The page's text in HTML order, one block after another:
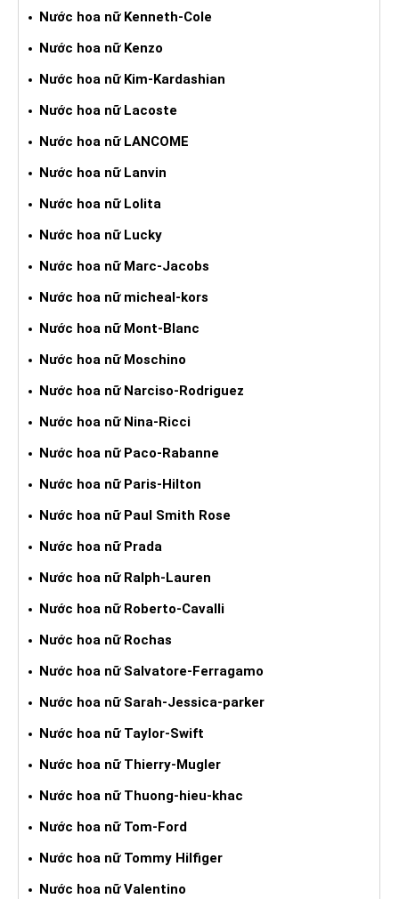
Nước hoa nữ Kenneth-Cole
Nước hoa nữ Kenzo
Nước hoa nữ Kim-Kardashian
Nước hoa nữ Lacoste
Nước hoa nữ LANCOME
Nước hoa nữ Lanvin
Nước hoa nữ Lolita
Nước hoa nữ Lucky
Nước hoa nữ Marc-Jacobs
Nước hoa nữ micheal-kors
Nước hoa nữ Mont-Blanc
Nước hoa nữ Moschino
Nước hoa nữ Narciso-Rodriguez
Nước hoa nữ Nina-Ricci
Nước hoa nữ Paco-Rabanne
Nước hoa nữ Paris-Hilton
Nước hoa nữ Paul Smith Rose
Nước hoa nữ Prada
Nước hoa nữ Ralph-Lauren
Nước hoa nữ Roberto-Cavalli
Nước hoa nữ Rochas
Nước hoa nữ Salvatore-Ferragamo
Nước hoa nữ Sarah-Jessica-parker
Nước hoa nữ Taylor-Swift
Nước hoa nữ Thierry-Mugler
Nước hoa nữ Thuong-hieu-khac
Nước hoa nữ Tom-Ford
Nước hoa nữ Tommy Hilfiger
Nước hoa nữ Valentino